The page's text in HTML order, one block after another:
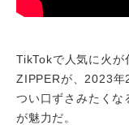
TikTokで人気に火
ZIPPERが、2023年
つい口ずさみたくな
が魅力だ。